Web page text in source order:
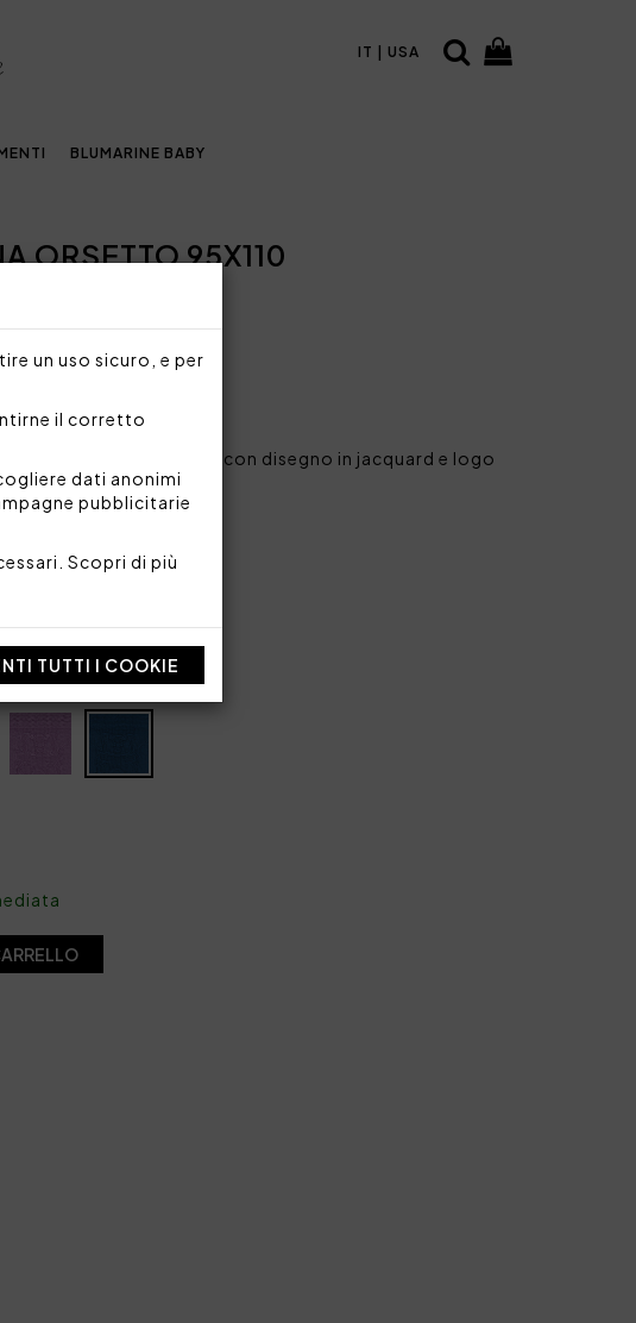
un uso sicuro, e per
il corretto
dati anonimi
pubblicitarie
Scopri di più
TUTTI I COOKIE
IT | USA
BLUMARINE BABY
ORSETTO 95X110
e carrozzina in cotone con disegno in jacquard e logo